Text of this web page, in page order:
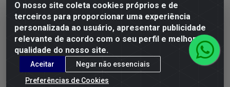
O nosso site coleta cookies próprios e de
terceiros para proporcionar uma experiência
personalizada ao usuário, apresentar publicidade
relevante de acordo com o seu perfil e melhorar a
qualidade do nosso site.
Aceitar
Negar não essenciais
Preferências de Cookies
G.M.I. Distribuidora LTDA - Rua Conselheiro Pena, 50 - Santa
Branca, Belo Horizonte/MG - CEP 31.710-150 - CNPJ
04.098.359/0001-02